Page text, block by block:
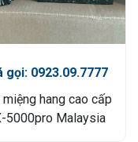
gọi: 0923.09.7777
miệng hang cao cấp
5000pro Malaysia